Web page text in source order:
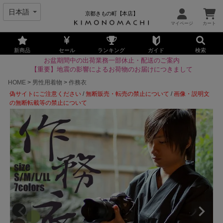
京都きもの町【本店】
新商品 セール ランキング ガイド 検索
お盆期間中の出荷業務一部休止・配送のご案内
【重要】地震の影響によるお荷物のお届けにつきまして
HOME
男性用着物
作務衣
偽サイトにご注意ください /無断販売・転売の禁止について /画像・説明文
の無断転載等の禁止について